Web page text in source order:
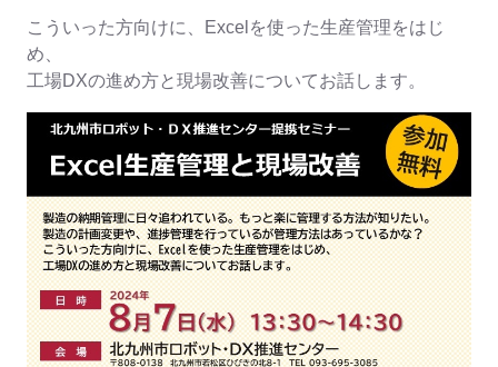
こういった方向けに、Excelを使った生産管理をはじ
め、
工場DXの進め方と現場改善についてお話します。